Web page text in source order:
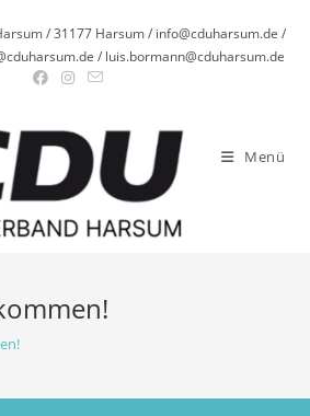
/ 31177 Harsum / info@cduharsum.de /
/ luis.bormann@cduharsum.de
Menü